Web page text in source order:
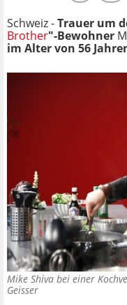
Schweiz -Trauer um
Brother"-Bewohner
im Alter von 56
Mike Shiva bei einer
Geisser